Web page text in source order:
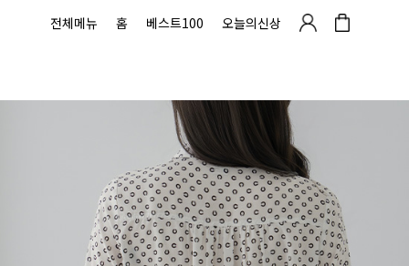
전체메뉴 홈 베스트100 오늘의신상